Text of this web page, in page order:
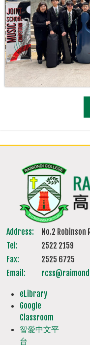
Address:
No.2 Robinson
Tel:
2522 2159
Fax:
2525 6725
Email:
eLibrary
Google
Classroom
智愛中文平
台